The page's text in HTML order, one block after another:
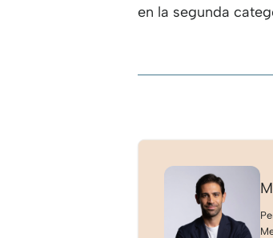
en la segunda